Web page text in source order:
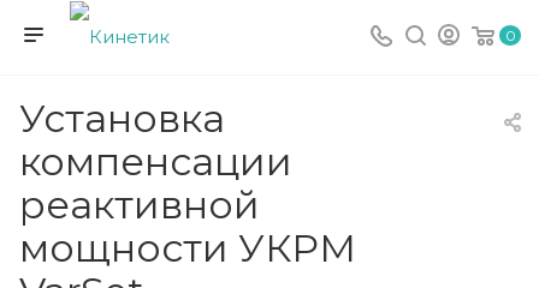
0
Установка
компенсации
реактивной
мощности УКРМ